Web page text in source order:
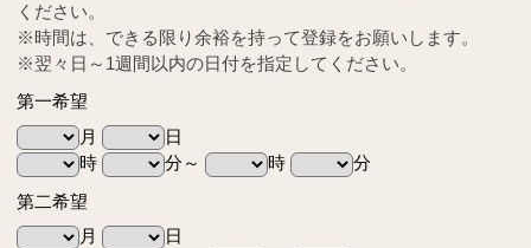
ください。
※時間は、できる限り余裕を持って登録をお願いします。
※翌々日～1週間以内の日付を指定してください。
第一希望
月
日
時
分～ 時
分
第二希望
月
日